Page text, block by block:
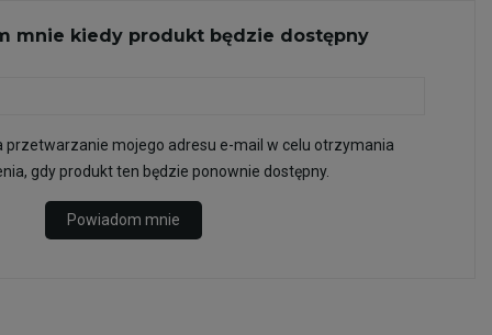
mnie kiedy produkt będzie dostępny
przetwarzanie mojego adresu e-mail w celu otrzymania
gdy produkt ten będzie ponownie dostępny.
Powiadom mnie